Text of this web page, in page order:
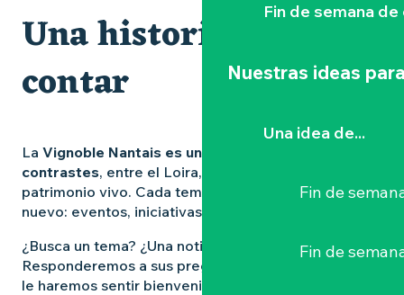
Fin de semana
Nuestras ideas
Una idea de...
Fin de
Fin de
Una historia que
contar
La Vignoble Nantais es una tierra de sabores y
contrastes, entre el Loira, los viñedos y el
patrimonio vivo. Cada temporada promete algo
nuevo: eventos, iniciativas, retratos y experiencias.
¿Busca un tema? ¿Una noticia? ¿Una imagen?
Responderemos a sus preguntas, le inspiraremos y
le haremos sentir bienvenido.